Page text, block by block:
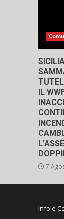
IL
7
Info e